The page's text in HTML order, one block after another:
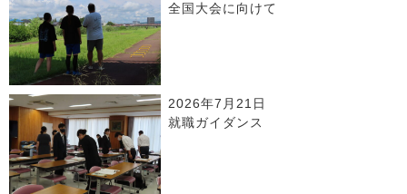
全国大会に向けて
2026年7月21日
就職ガイダンス